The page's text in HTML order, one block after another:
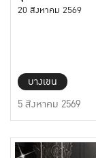
20 สิงหาคม 2569
บางเขน
5 สิงหาคม 2569